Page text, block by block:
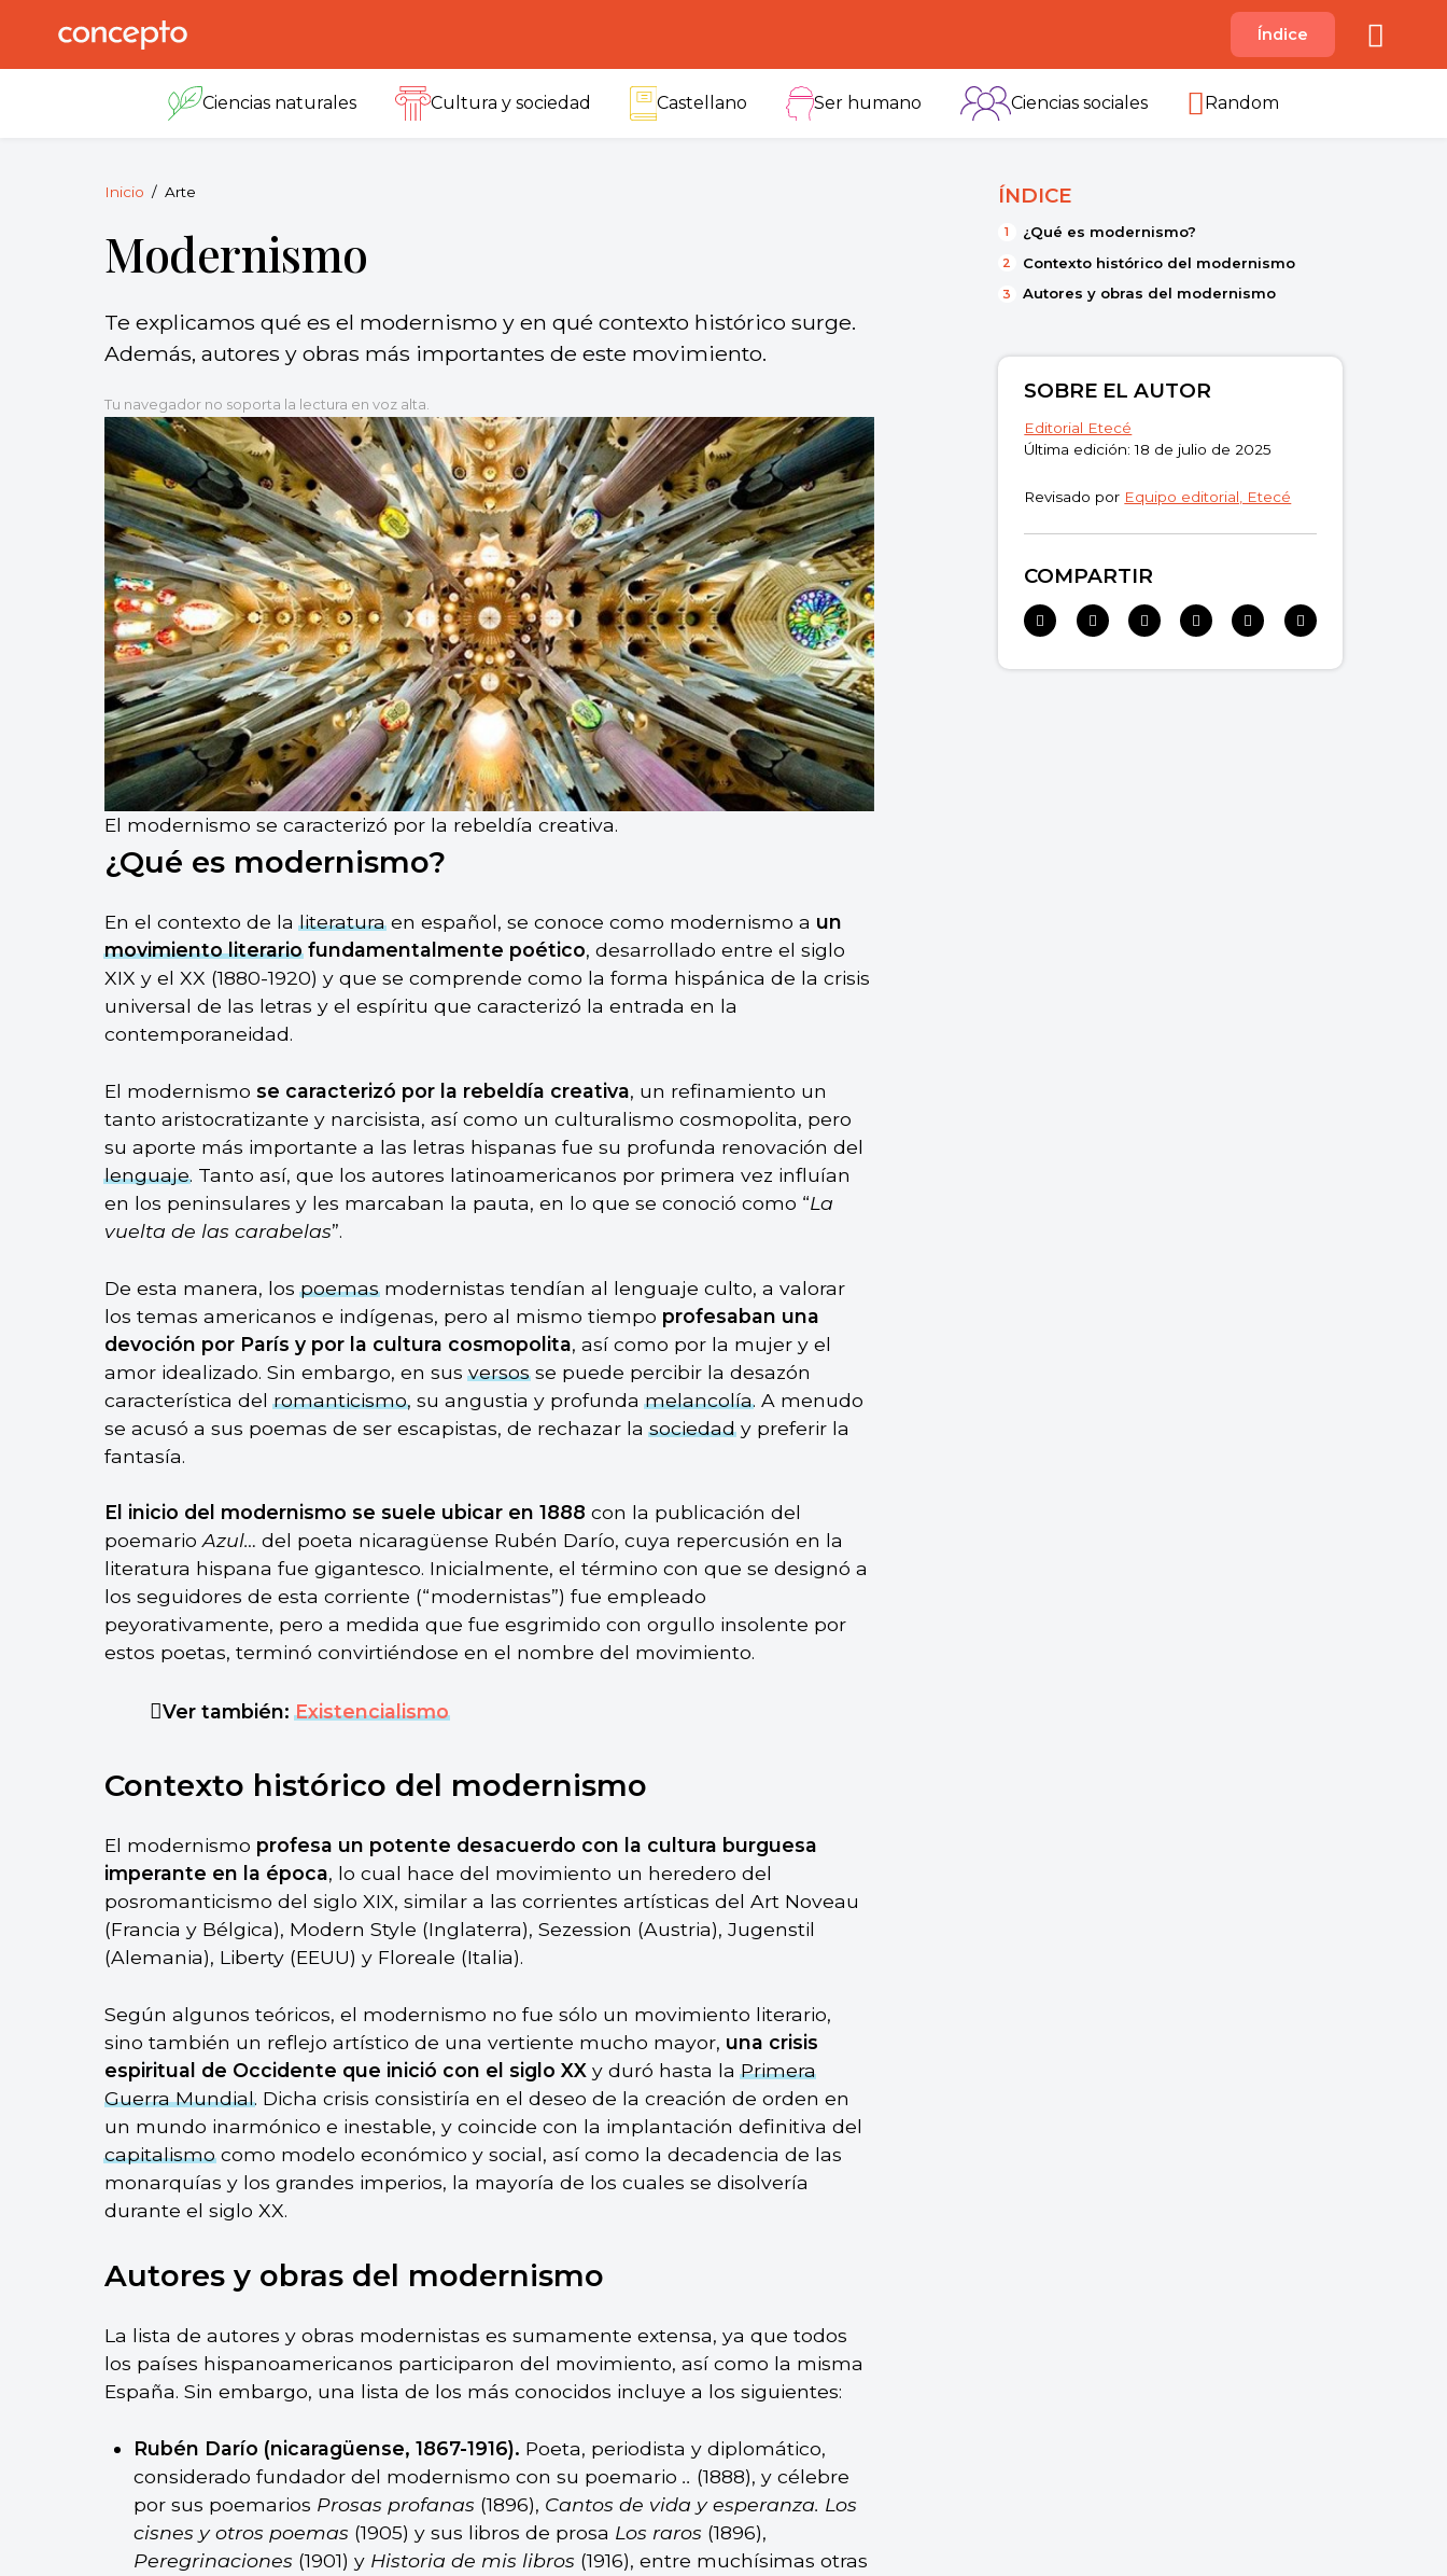
reservados.
B C
Índice
Ciencias naturales Cultura y sociedad Castellano Ser humano Ciencias sociales Random
Inicio Arte
Modernismo
Te explicamos qué es el modernismo y en qué contexto histórico surge.
Además, autores y obras más importantes de este movimiento.
Tu navegador no soporta la lectura en voz alta.
El modernismo se caracterizó por la rebeldía creativa.
¿Qué es modernismo?
En el contexto de laliteraturaen español, se conoce como modernismo a un
movimiento literariofundamentalmente poético, desarrollado entre el siglo
XIX y el XX (1880-1920) y que se comprende como la forma hispánica de la crisis
universal de las letras y el espíritu que caracterizó la entrada en la
contemporaneidad.
El modernismo se caracterizó por la rebeldía creativa, un refinamiento un
tanto aristocratizante y narcisista, así como un culturalismo cosmopolita, pero
su aporte más importante a las letras hispanas fue su profunda renovación del
lenguaje. Tanto así, que los autores latinoamericanos por primera vez influían
en los peninsulares y les marcaban la pauta, en lo que se conoció como “La
vuelta de las carabelas”.
De esta manera, lospoemasmodernistas tendían al lenguaje culto, a valorar
los temas americanos e indígenas, pero al mismo tiempo profesaban una
devoción por París y por la cultura cosmopolita, así como por la mujer y el
amor idealizado. Sin embargo, en susversosse puede percibir la desazón
característica delromanticismo, su angustia y profundamelancolía. A menudo
se acusó a sus poemas de ser escapistas, de rechazar lasociedady preferir la
fantasía.
El inicio del modernismo se suele ubicar en 1888 con la publicación del
poemarioAzul… del poeta nicaragüense Rubén Darío, cuya repercusión en la
literatura hispana fue gigantesco. Inicialmente, el término con que se designó a
los seguidores de esta corriente (“modernistas”) fue empleado
peyorativamente, pero a medida que fue esgrimido con orgullo insolente por
estos poetas, terminó convirtiéndose en el nombre del movimiento.
Ver también:Existencialismo
Contexto histórico del modernismo
El modernismo profesa un potente desacuerdo con la cultura burguesa
imperante en la época, lo cual hace del movimiento un heredero del
posromanticismo del siglo XIX, similar a las corrientes artísticas del Art Noveau
(Francia y Bélgica), Modern Style (Inglaterra), Sezession (Austria), Jugenstil
(Alemania), Liberty (EEUU) y Floreale (Italia).
Según algunos teóricos, el modernismo no fue sólo un movimiento literario,
sino también un reflejo artístico de una vertiente mucho mayor, una crisis
espiritual de Occidente que inició con el siglo XXy duró hasta laPrimera
Guerra Mundial. Dicha crisis consistiría en el deseo de la creación de orden en
un mundo inarmónico e inestable, y coincide con la implantación definitiva del
capitalismocomo modelo económico y social, así como la decadencia de las
monarquías y los grandes imperios, la mayoría de los cuales se disolvería
durante el siglo XX.
Autores y obras del modernismo
La lista de autores y obras modernistas es sumamente extensa, ya que todos
los países hispanoamericanos participaron del movimiento, así como la misma
España. Sin embargo, una lista de los más conocidos incluye a los siguientes:
Rubén Darío (nicaragüense, 1867-1916). Poeta, periodista y diplomático,
considerado fundador del modernismo con su poemario .. (1888), y célebre
por sus poemarios Prosas profanas (1896), Cantos de vida y esperanza. Los
cisnes y otros poemas (1905) y sus libros de prosa Los raros (1896),
Peregrinaciones (1901) y Historia de mis libros (1916), entre muchísimas otras
ÍNDICE
¿Qué es modernismo?
Contexto histórico del modernismo
Autores y obras del modernismo
SOBRE EL AUTOR
Editorial Etecé
Última edición: 18 de julio de 2025
Revisado por Equipo editorial, Etecé
COMPARTIR